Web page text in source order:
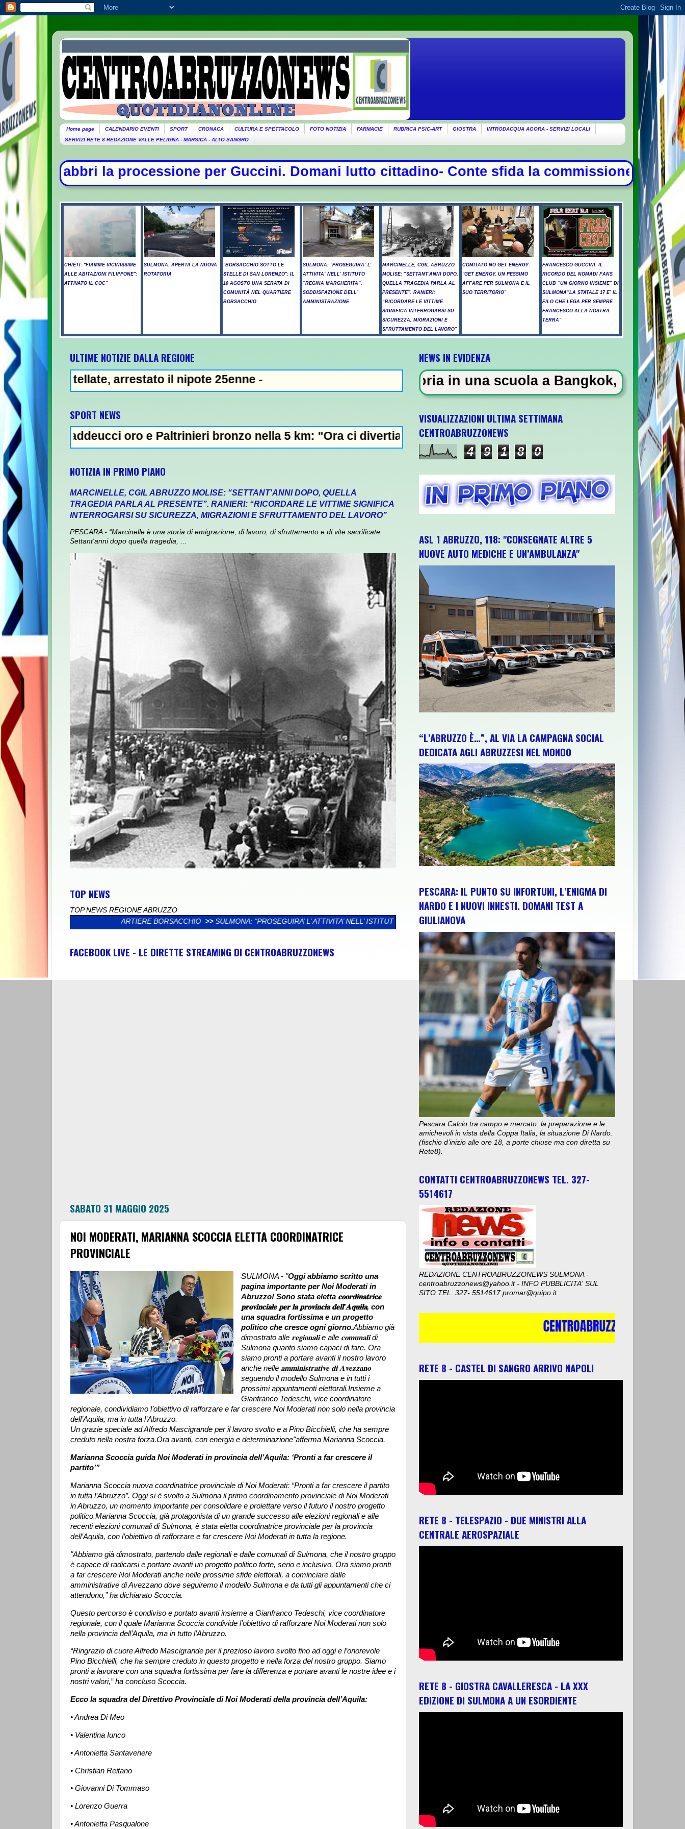
Home page CALENDARIO EVENTI SPORT CRONACA CULTURA E SPETTACOLO FOTO NOTIZIA FARMACIE RUBRICA PSIC-ART GIOSTRA
INTRODACQUA AGORA - SERVIZI LOCALI
SERVIZI RETE 8 REDAZIONE VALLE PELIGNA - MARSICA - ALTO SANGRO
per Guccini. Domani lutto cittadino- Conte sfida la commissione Covid, duello con
CHIETI: "FIAMME VICINISSIME
ALLE ABITAZIONI FILIPPONE":
ATTIVATO IL COC"
SULMONA: APERTA LA NUOVA
ROTATORIA
"BORSACCHIO SOTTO LE
STELLE DI SAN LORENZO": IL
10 AGOSTO UNA SERATA DI
COMUNITÀ NEL QUARTIERE
BORSACCHIO
SULMONA: "PROSEGUIRA’ L’
ATTIVITA’ NELL’ ISTITUTO
“REGINA MARGHERITA”,
SODDISFAZIONE DELL’
AMMINISTRAZIONE
MARCINELLE, CGIL ABRUZZO
MOLISE: “SETTANT'ANNI DOPO,
QUELLA TRAGEDIA PARLA AL
PRESENTE”. RANIERI:
“RICORDARE LE VITTIME
SIGNIFICA INTERROGARSI SU
SICUREZZA, MIGRAZIONI E
SFRUTTAMENTO DEL LAVORO”
COMITATO NO GET ENERGY:
"GET ENERGY, UN PESSIMO
AFFARE PER SULMONA E IL
SUO TERRITORIO"
FRANCESCO GUCCINI: IL
RICORDO DEL NOMADI FANS
CLUB “UN GIORNO INSIEME” DI
SULMONA“LA STATALE 17 E’ IL
FILO CHE LEGA PER SEMPRE
FRANCESCO ALLA NOSTRA
TERRA”
ULTIME NOTIZIE DALLA REGIONE
arrestato il nipote 25enne -
SPORT NEWS
oro e Paltrinieri bronzo nella 5 km: "Ora ci divertiamo in staffetta"- L'Italia U21 il 5 ottobre a Pescara l'ultima gara
NOTIZIA IN PRIMO PIANO
MARCINELLE, CGIL ABRUZZO MOLISE: “SETTANT'ANNI DOPO, QUELLA
TRAGEDIA PARLA AL PRESENTE”. RANIERI: “RICORDARE LE VITTIME SIGNIFICA
INTERROGARSI SU SICUREZZA, MIGRAZIONI E SFRUTTAMENTO DEL LAVORO”
PESCARA - “Marcinelle è una storia di emigrazione, di lavoro, di sfruttamento e di vite sacrificate.
Settant'anni dopo quella tragedia, ...
TOP NEWS
TOP NEWS REGIONE ABRUZZO
>> SULMONA: "PROSEGUIRA’ L’ ATTIVITA’ NELL’ ISTITUTO “REGINA MARGHERITA”, SODDISFAZIONE DELL’ AMMINISTRAZIONE
FACEBOOK LIVE - LE DIRETTE STREAMING DI CENTROABRUZZONEWS
SABATO 31 MAGGIO 2025
NOI MODERATI, MARIANNA SCOCCIA ELETTA COORDINATRICE
PROVINCIALE
SULMONA - "Oggi abbiamo scritto una
pagina importante per Noi Moderati in
Abruzzo! Sono stata eletta 𝐜𝐨𝐨𝐫𝐝𝐢𝐧𝐚𝐭𝐫𝐢𝐜𝐞
𝐩𝐫𝐨𝐯𝐢𝐧𝐜𝐢𝐚𝐥𝐞 𝐩𝐞𝐫 𝐥𝐚 𝐩𝐫𝐨𝐯𝐢𝐧𝐜𝐢𝐚 𝐝𝐞𝐥𝐥’𝐀𝐪𝐮𝐢𝐥𝐚, con
una squadra fortissima e un progetto
politico che cresce ogni giorno.Abbiamo già
dimostrato alle 𝐫𝐞𝐠𝐢𝐨𝐧𝐚𝐥𝐢 e alle 𝐜𝐨𝐦𝐮𝐧𝐚𝐥𝐢 di
Sulmona quanto siamo capaci di fare. Ora
siamo pronti a portare avanti il nostro lavoro
anche nelle 𝐚𝐦𝐦𝐢𝐧𝐢𝐬𝐭𝐫𝐚𝐭𝐢𝐯𝐞 𝐝𝐢 𝐀𝐯𝐞𝐳𝐳𝐚𝐧𝐨
seguendo il modello Sulmona e in tutti i
prossimi appuntamenti elettorali.Insieme a
Gianfranco Tedeschi, vice coordinatore
regionale, condividiamo l’obiettivo di rafforzare e far crescere Noi Moderati non solo nella provincia
dell’Aquila, ma in tutta l’Abruzzo.
Un grazie speciale ad Alfredo Mascigrande per il lavoro svolto e a Pino Bicchielli, che ha sempre
creduto nella nostra forza.Ora avanti, con energia e determinazione"afferma Marianna Scoccia.
Marianna Scoccia guida Noi Moderati in provincia dell’Aquila: ‘Pronti a far crescere il
partito’”
Marianna Scoccia nuova coordinatrice provinciale di Noi Moderati: “Pronti a far crescere il partito
in tutta l’Abruzzo”. Oggi si è svolto a Sulmona il primo coordinamento provinciale di Noi Moderati
in Abruzzo, un momento importante per consolidare e proiettare verso il futuro il nostro progetto
politico.Marianna Scoccia, già protagonista di un grande successo alle elezioni regionali e alle
recenti elezioni comunali di Sulmona, è stata eletta coordinatrice provinciale per la provincia
dell’Aquila, con l’obiettivo di rafforzare e far crescere Noi Moderati in tutta la regione.
"Abbiamo già dimostrato, partendo dalle regionali e dalle comunali di Sulmona, che il nostro gruppo
è capace di radicarsi e portare avanti un progetto politico forte, serio e inclusivo. Ora siamo pronti
a far crescere Noi Moderati anche nelle prossime sfide elettorali, a cominciare dalle
amministrative di Avezzano dove seguiremo il modello Sulmona e da tutti gli appuntamenti che ci
attendono,” ha dichiarato Scoccia.
Questo percorso è condiviso e portato avanti insieme a Gianfranco Tedeschi, vice coordinatore
regionale, con il quale Marianna Scoccia condivide l’obiettivo di rafforzare Noi Moderati non solo
nella provincia dell’Aquila, ma in tutto l’Abruzzo.
“Ringrazio di cuore Alfredo Mascigrande per il prezioso lavoro svolto fino ad oggi e l’onorevole
Pino Bicchielli, che ha sempre creduto in questo progetto e nella forza del nostro gruppo. Siamo
pronti a lavorare con una squadra fortissima per fare la differenza e portare avanti le nostre idee e i
nostri valori,” ha concluso Scoccia.
Ecco la squadra del Direttivo Provinciale di Noi Moderati della provincia dell’Aquila:
• Andrea Di Meo
• Valentina Iunco
• Antonietta Santavenere
• Christian Reitano
• Giovanni Di Tommaso
• Lorenzo Guerra
• Antonietta Pasqualone
NEWS IN EVIDENZA
NEWS IN EVIDENZA - Sparatoria in una scuola a Bangkok, almeno 6 morti
VISUALIZZAZIONI ULTIMA SETTIMANA
CENTROABRUZZONEWS
4 9 1 8 0
ASL 1 ABRUZZO, 118: "CONSEGNATE ALTRE 5
NUOVE AUTO MEDICHE E UN’AMBULANZA"
“L’ABRUZZO È…”, AL VIA LA CAMPAGNA SOCIAL
DEDICATA AGLI ABRUZZESI NEL MONDO
PESCARA: IL PUNTO SU INFORTUNI, L’ENIGMA DI
NARDO E I NUOVI INNESTI. DOMANI TEST A
GIULIANOVA
Pescara Calcio tra campo e mercato: la preparazione e le
amichevoli in vista della Coppa Italia, la situazione Di Nardo.
(fischio d’inizio alle ore 18, a porte chiuse ma con diretta su
Rete8).
CONTATTI CENTROABRUZZONEWS TEL. 327-
5514617
REDAZIONE CENTROABRUZZONEWS SULMONA -
centroabruzzonews@yahoo.it - INFO PUBBLICITA' SUL
SITO TEL. 327- 5514617 promar@quipo.it
RETE 8 - CASTEL DI SANGRO ARRIVO NAPOLI
RETE 8 - TELESPAZIO - DUE MINISTRI ALLA
CENTRALE AEROSPAZIALE
RETE 8 - GIOSTRA CAVALLERESCA - LA XXX
EDIZIONE DI SULMONA A UN ESORDIENTE